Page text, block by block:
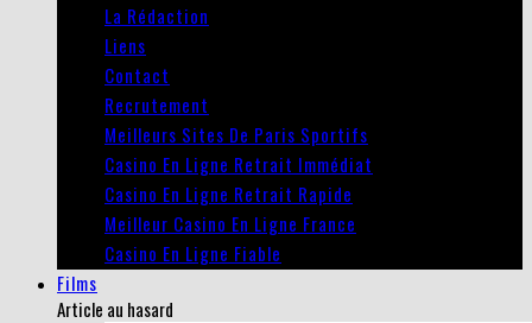
La Rédaction
Liens
Contact
Recrutement
Meilleurs Sites De Paris Sportifs
Casino En Ligne Retrait Immédiat
Casino En Ligne Retrait Rapide
Meilleur Casino En Ligne France
Casino En Ligne Fiable
Films
Article au hasard